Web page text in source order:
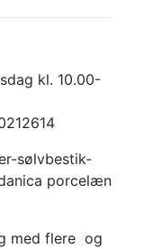
kl. 10.00-
sølvbestik-
porcelæn
med flere og